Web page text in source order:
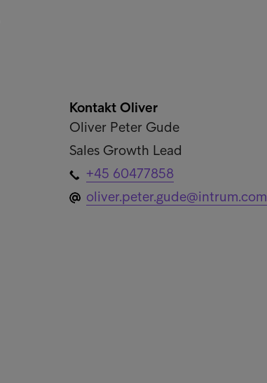
Kontakt Oliver
Oliver Peter Gude
Sales Growth Lead
+45 60477858
oliver.peter.gude@intrum.com